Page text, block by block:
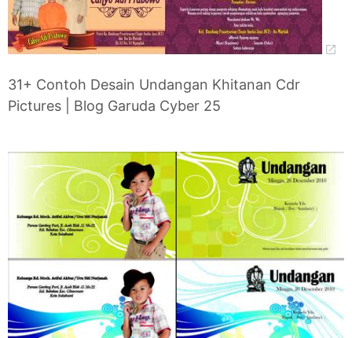
31+ Contoh Desain Undangan Khitanan Cdr
Pictures | Blog Garuda Cyber 25